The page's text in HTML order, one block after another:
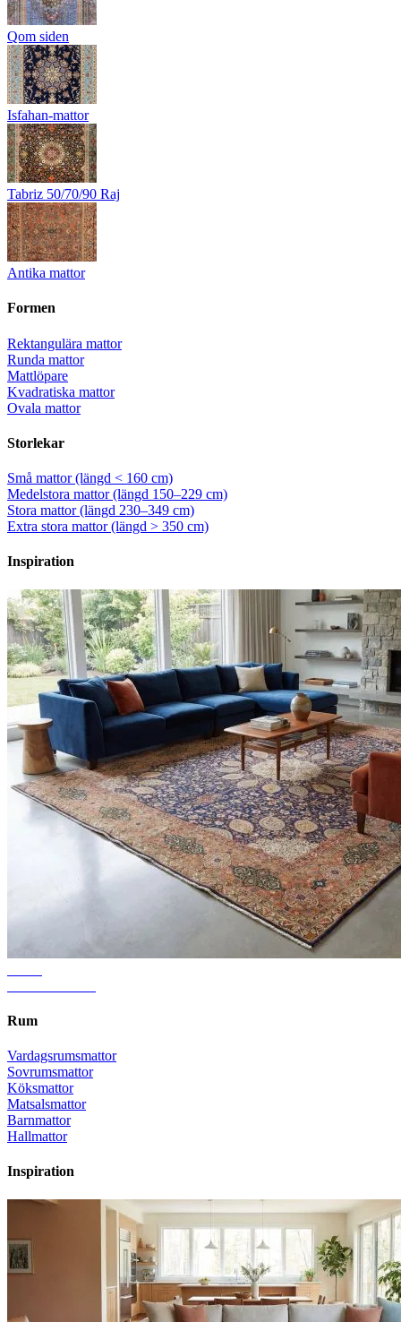
Qom siden
Isfahan-mattor
Tabriz 50/70/90 Raj
Antika mattor
Formen
Rektangulära mattor
Runda mattor
Mattlöpare
Kvadratiska mattor
Ovala mattor
Storlekar
Små mattor (längd < 160 cm)
Medelstora mattor (längd 150–229 cm)
Stora mattor (längd 230–349 cm)
Extra stora mattor (längd > 350 cm)
Inspiration
Rum
Vardagsrumsmattor
Sovrumsmattor
Köksmattor
Matsalsmattor
Barnmattor
Hallmattor
Inspiration